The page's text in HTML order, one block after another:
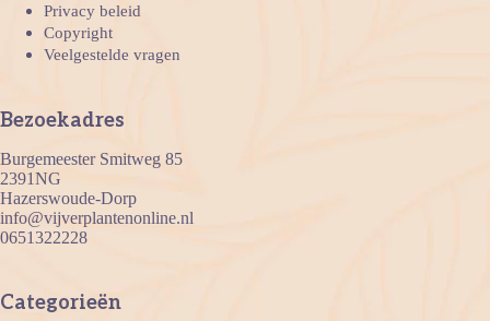
Privacy beleid
Copyright
Veelgestelde vragen
Bezoekadres
Burgemeester Smitweg 85
2391NG
Hazerswoude-Dorp
info@vijverplantenonline.nl
0651322228
Categorieën